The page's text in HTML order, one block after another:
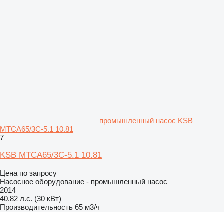
промышленный насос KSB
MTCA65/3C-5.1 10.81
7
KSB MTCA65/3C-5.1 10.81
Цена по запросу
Насосное оборудование - промышленный насос
2014
40.82 л.с. (30 кВт)
Производительность 65 м3/ч